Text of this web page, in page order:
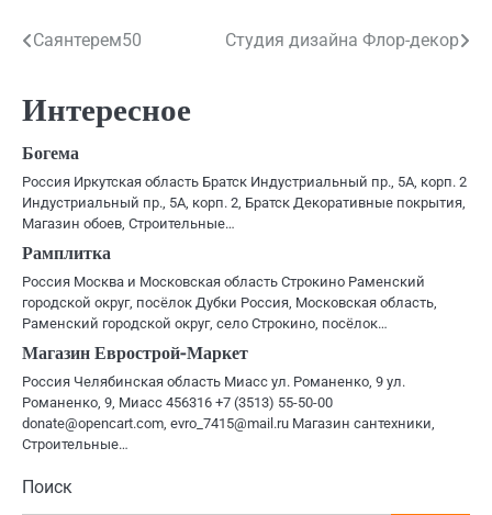
Навигация
записям
Саянтерем50 Студия дизайна Флор-декор
Интересное
Богема
Россия Иркутская область Братск Индустриальный пр., 5А, корп. 2
Индустриальный пр., 5А, корп. 2, Братск Декоративные покрытия,
Магазин обоев, Строительные…
Рамплитка
Россия Москва и Московская область Строкино Раменский
городской округ, посёлок Дубки Россия, Московская область,
Раменский городской округ, село Строкино, посёлок…
Магазин Еврострой-Маркет
Россия Челябинская область Миасс ул. Романенко, 9 ул.
Романенко, 9, Миасс 456316 +7 (3513) 55-50-00
donate@opencart.com, evro_7415@mail.ru Магазин сантехники,
Строительные…
Поиск